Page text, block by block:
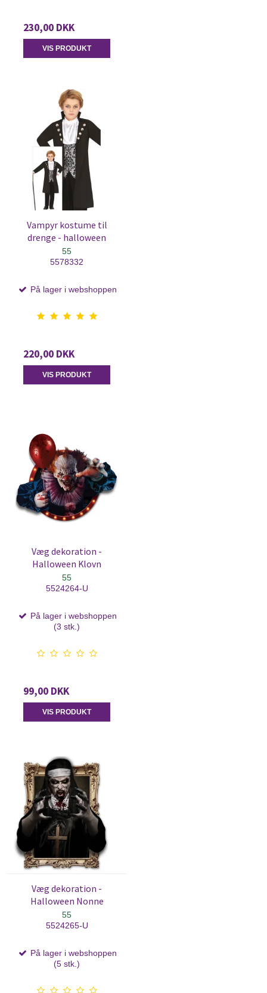
230,00 DKK
VIS PRODUKT
Vampyr kostume til
drenge - halloween
55
5578332
På lager i webshoppen
220,00 DKK
VIS PRODUKT
Væg dekoration -
Halloween Klovn
55
5524264-U
På lager i webshoppen
(3 stk.)
99,00 DKK
VIS PRODUKT
Væg dekoration -
Halloween Nonne
55
5524265-U
På lager i webshoppen
(5 stk.)